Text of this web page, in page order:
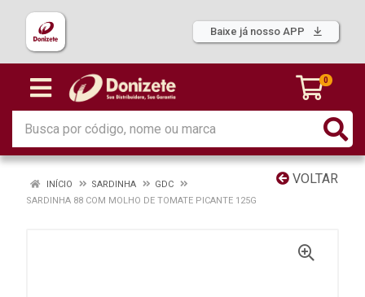
Baixe já nosso APP
0
VOLTAR
INÍCIO SARDINHA
GDC
SARDINHA 88 COM MOLHO DE TOMATE PICANTE 125G